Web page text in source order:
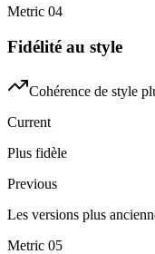
Metric 04
Fidélité au style
Cohérence de style
Current
Plus fidèle
Previous
Les versions plus
Metric 05